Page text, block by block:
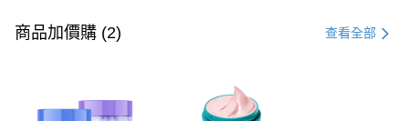
信用卡一次付款
商品加價購 (2) 查看全部